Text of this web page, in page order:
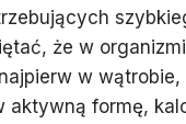
że w
w
aktywną formę,